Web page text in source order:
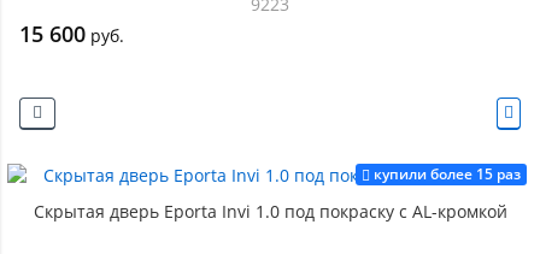
15 600 руб.
купили более 15 раз
Скрытая дверь Eporta Invi 1.0 под покраску с AL-кромкой